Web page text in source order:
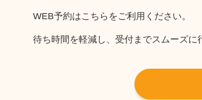
WEB予約はこちらをご利用ください。
待ち時間を軽減し、受付までスムーズに